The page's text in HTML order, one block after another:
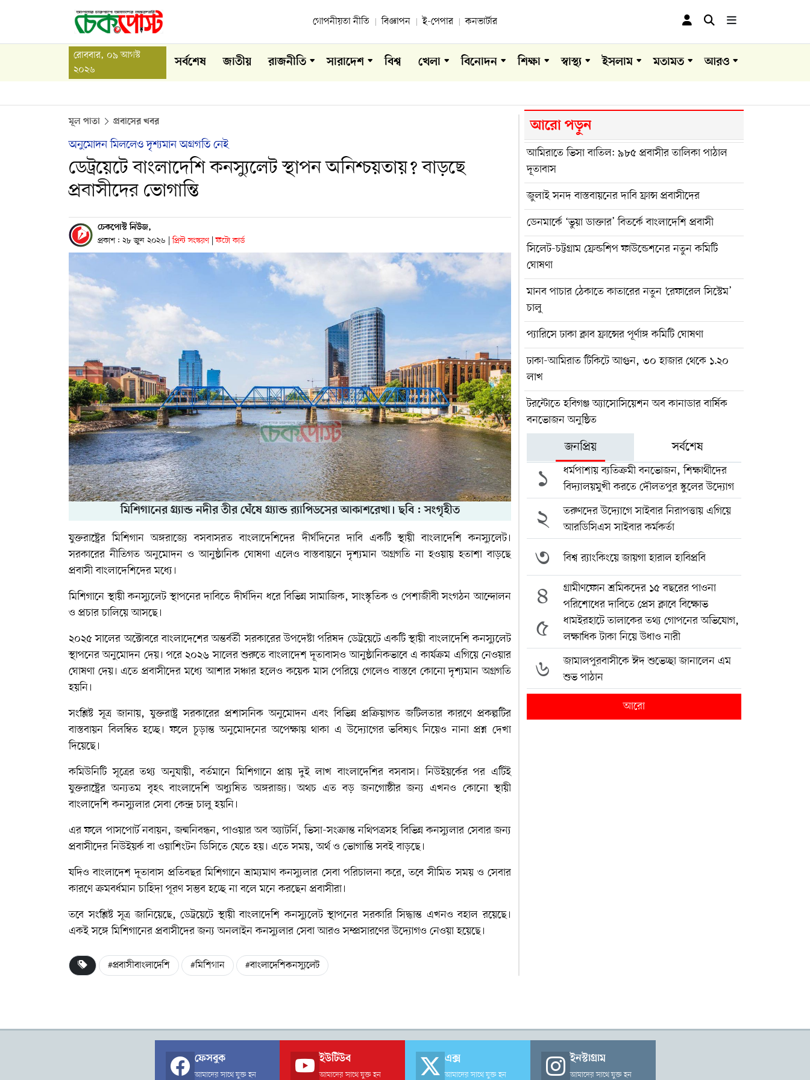
গোপনীয়তা নীতি বিজ্ঞাপন ই-পেপার কনভার্টার
রোববার, ০৯ আগস্ট
২০২৬
সর্বশেষ জাতীয় রাজনীতি সারাদেশ বিশ্ব খেলা বিনোদন শিক্ষা স্বাস্থ্য ইসলাম মতামত আরও
মূল পাতা প্রবাসের খবর
অনুমোদন মিললেও দৃশ্যমান অগ্রগতি নেই
ডেট্রয়েটে বাংলাদেশি কনস্যুলেট স্থাপন অনিশ্চয়তায়? বাড়ছে
প্রবাসীদের ভোগান্তি
চেকপোস্ট নিউজ,
প্রকাশ : ২৮ জুন ২০২৬ | প্রিন্ট সংস্করণ | ফটো কার্ড
মিশিগানের গ্র্যান্ড নদীর তীর ঘেঁষে গ্র্যান্ড র‍্যাপিডসের আকাশরেখা। ছবি : সংগৃহীত
যুক্তরাষ্ট্রের মিশিগান অঙ্গরাজ্যে বসবাসরত বাংলাদেশিদের দীর্ঘদিনের দাবি একটি স্থায়ী বাংলাদেশি কনস্যুলেট।
সরকারের নীতিগত অনুমোদন ও আনুষ্ঠানিক ঘোষণা এলেও বাস্তবায়নে দৃশ্যমান অগ্রগতি না হওয়ায় হতাশা বাড়ছে
প্রবাসী বাংলাদেশিদের মধ্যে।
মিশিগানে স্থায়ী কনস্যুলেট স্থাপনের দাবিতে দীর্ঘদিন ধরে বিভিন্ন সামাজিক, সাংস্কৃতিক ও পেশাজীবী সংগঠন আন্দোলন
ও প্রচার চালিয়ে আসছে।
২০২৫ সালের অক্টোবরে বাংলাদেশের অন্তর্বর্তী সরকারের উপদেষ্টা পরিষদ ডেট্রয়েটে একটি স্থায়ী বাংলাদেশি কনস্যুলেট
স্থাপনের অনুমোদন দেয়। পরে ২০২৬ সালের শুরুতে বাংলাদেশ দূতাবাসও আনুষ্ঠানিকভাবে এ কার্যক্রম এগিয়ে নেওয়ার
ঘোষণা দেয়। এতে প্রবাসীদের মধ্যে আশার সঞ্চার হলেও কয়েক মাস পেরিয়ে গেলেও বাস্তবে কোনো দৃশ্যমান অগ্রগতি
হয়নি।
সংশ্লিষ্ট সূত্র জানায়, যুক্তরাষ্ট্র সরকারের প্রশাসনিক অনুমোদন এবং বিভিন্ন প্রক্রিয়াগত জটিলতার কারণে প্রকল্পটির
বাস্তবায়ন বিলম্বিত হচ্ছে। ফলে চূড়ান্ত অনুমোদনের অপেক্ষায় থাকা এ উদ্যোগের ভবিষ্যৎ নিয়েও নানা প্রশ্ন দেখা
দিয়েছে।
কমিউনিটি সূত্রের তথ্য অনুযায়ী, বর্তমানে মিশিগানে প্রায় দুই লাখ বাংলাদেশির বসবাস। নিউইয়র্কের পর এটিই
যুক্তরাষ্ট্রের অন্যতম বৃহৎ বাংলাদেশি অধ্যুষিত অঙ্গরাজ্য। অথচ এত বড় জনগোষ্ঠীর জন্য এখনও কোনো স্থায়ী
বাংলাদেশি কনস্যুলার সেবা কেন্দ্র চালু হয়নি।
এর ফলে পাসপোর্ট নবায়ন, জন্মনিবন্ধন, পাওয়ার অব অ্যাটর্নি, ভিসা-সংক্রান্ত নথিপত্রসহ বিভিন্ন কনস্যুলার সেবার জন্য
প্রবাসীদের নিউইয়র্ক বা ওয়াশিংটন ডিসিতে যেতে হয়। এতে সময়, অর্থ ও ভোগান্তি সবই বাড়ছে।
যদিও বাংলাদেশ দূতাবাস প্রতিবছর মিশিগানে ভ্রাম্যমাণ কনস্যুলার সেবা পরিচালনা করে, তবে সীমিত সময় ও সেবার
কারণে ক্রমবর্ধমান চাহিদা পূরণ সম্ভব হচ্ছে না বলে মনে করছেন প্রবাসীরা।
তবে সংশ্লিষ্ট সূত্র জানিয়েছে, ডেট্রয়েটে স্থায়ী বাংলাদেশি কনস্যুলেট স্থাপনের সরকারি সিদ্ধান্ত এখনও বহাল রয়েছে।
একই সঙ্গে মিশিগানের প্রবাসীদের জন্য অনলাইন কনস্যুলার সেবা আরও সম্প্রসারণের উদ্যোগও নেওয়া হয়েছে।
#প্রবাসীবাংলাদেশি #মিশিগান #বাংলাদেশিকনস্যুলেট
আরো পড়ুন
আমিরাতে ভিসা বাতিল: ৯৮৫ প্রবাসীর তালিকা পাঠাল
দূতাবাস
জুলাই সনদ বাস্তবায়নের দাবি ফ্রান্স প্রবাসীদের
ডেনমার্কে ‘ভুয়া ডাক্তার’ বিতর্কে বাংলাদেশি প্রবাসী
সিলেট-চট্টগ্রাম ফ্রেন্ডশিপ ফাউন্ডেশনের নতুন কমিটি
ঘোষণা
মানব পাচার ঠেকাতে কাতারের নতুন ‘রেফারেল সিস্টেম’
চালু
প্যারিসে ঢাকা ক্লাব ফ্রান্সের পূর্ণাঙ্গ কমিটি ঘোষণা
ঢাকা-আমিরাত টিকিটে আগুন, ৩০ হাজার থেকে ১.২০
লাখ
টরন্টোতে হবিগঞ্জ অ্যাসোসিয়েশন অব কানাডার বার্ষিক
বনভোজন অনুষ্ঠিত
জনপ্রিয় সর্বশেষ
১
ধর্মপাশায় ব্যতিক্রমী বনভোজন, শিক্ষার্থীদের
বিদ্যালয়মুখী করতে দৌলতপুর স্কুলের উদ্যোগ
২
তরুণদের উদ্যোগে সাইবার নিরাপত্তায় এগিয়ে
আরডিসিএস সাইবার কর্মকর্তা
৩ বিশ্ব র‍্যাংকিংয়ে জায়গা হারাল হাবিপ্রবি
৪
গ্রামীণফোন শ্রমিকদের ১৫ বছরের পাওনা
পরিশোধের দাবিতে প্রেস ক্লাবে বিক্ষোভ
৫
ধামইরহাটে তালাকের তথ্য গোপনের অভিযোগ,
লক্ষাধিক টাকা নিয়ে উধাও নারী
৬
জামালপুরবাসীকে ঈদ শুভেচ্ছা জানালেন এম
শুভ পাঠান
আরো
ফেসবুক
আমাদের সাথে যুক্ত হন
ইউটিউব
আমাদের সাথে যুক্ত হন
এক্স
আমাদের সাথে যুক্ত হন
ইনস্টাগ্রাম
আমাদের সাথে যুক্ত হন